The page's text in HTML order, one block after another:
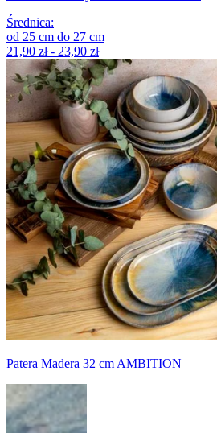
Średnica:
od 25 cm do 27 cm
21,90 zł - 23,90 zł
Patera Madera 32 cm AMBITION